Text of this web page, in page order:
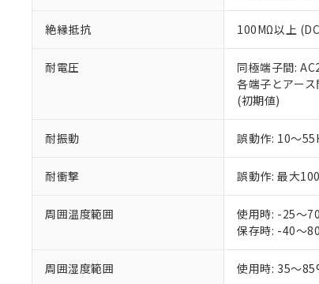
絶縁抵抗 100MΩ以上
耐電圧
同極端子間:
各端子とアー
(初期値)
耐振動 誤動作: 10～
耐衝撃 誤動作: 最大
周囲温度範囲
使用時: -25～
保存時: -40～
周囲湿度範囲 使用時: 35～
マイ
ている
お客
が、
さい。
※3 非含
下記の非含
EU RoHS
51物質の非
※本証明書
混在するこ
既に当社に
り割愛して
味します。
「－」：未